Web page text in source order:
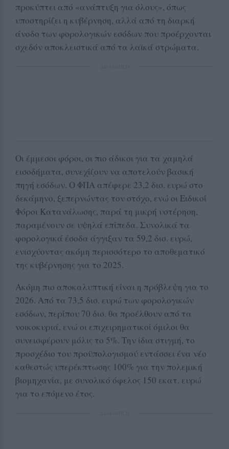
προκύπτει από «ανάπτυξη για όλους», όπως
υποστηρίζει η κυβέρνηση, αλλά από τη διαρκή
άνοδο των φορολογικών εσόδων που προέρχονται
σχεδόν αποκλειστικά από τα λαϊκά στρώματα.
Οι έμμεσοι φόροι, οι πιο άδικοι για τα χαμηλά
εισοδήματα, συνεχίζουν να αποτελούν βασική
πηγή εσόδων. Ο ΦΠΑ απέφερε 23,2 δισ. ευρώ στο
δεκάμηνο, ξεπερνώντας τον στόχο, ενώ οι Ειδικοί
Φόροι Κατανάλωσης, παρά τη μικρή υστέρηση,
παραμένουν σε υψηλά επίπεδα. Συνολικά τα
φορολογικά έσοδα άγγιξαν τα 59,2 δισ. ευρώ,
ενισχύοντας ακόμη περισσότερο το αποθεματικό
της κυβέρνησης για το 2025.
Ακόμη πιο αποκαλυπτική είναι η πρόβλεψη για το
2026. Από τα 73,5 δισ. ευρώ των φορολογικών
εσόδων, περίπου 70 δισ. θα προέλθουν από τα
νοικοκυριά, ενώ οι επιχειρηματικοί όμιλοι θα
συνεισφέρουν μόλις το 5%. Την ίδια στιγμή, το
προσχέδιο του προϋπολογισμού εντάσσει ένα νέο
καθεστώς υπερέκπτωσης 100% για την πολεμική
βιομηχανία, με συνολικό όφελος 150 εκατ. ευρώ
για το επόμενο έτος.